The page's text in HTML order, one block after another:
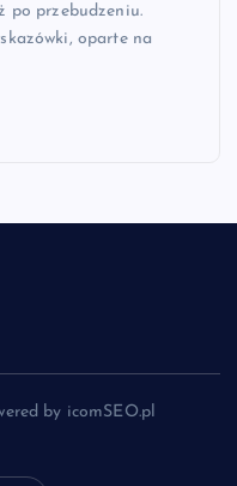
po przebudzeniu.
oparte na
by icomSEO.pl